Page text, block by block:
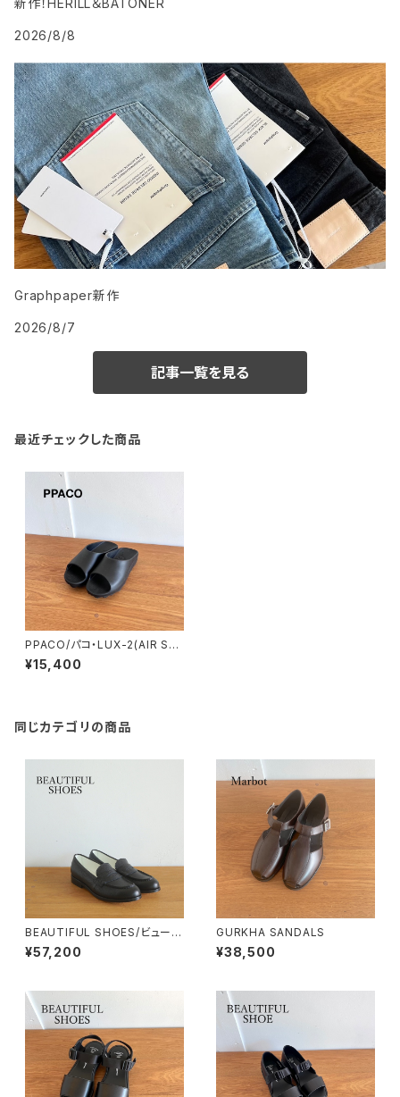
新作！HERILL＆BATONER
2026/8/8
Graphpaper新作
2026/8/7
記事一覧を見る
最近チェックした商品
PPACO/パコ・LUX-2(AIR ST
UDDED SOLE®)
¥15,400
同じカテゴリの商品
BEAUTIFUL SHOES/ビューテ
ィフルシューズ・FRENCHLOAF
ER（LEATHER SOLE）
¥57,200
GURKHA SANDALS
¥38,500